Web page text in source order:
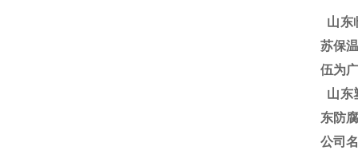
山东
苏保
伍为
山东
东防
公司